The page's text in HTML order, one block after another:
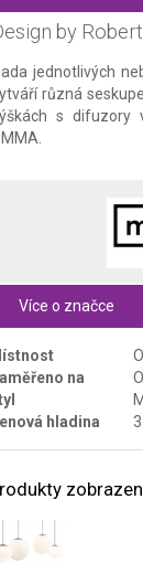
by
jednotlivých
různá
s difuzory
Více o značce
na
hladina